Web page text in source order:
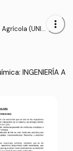
(UNIR
more_vert
INGENIERÍA A